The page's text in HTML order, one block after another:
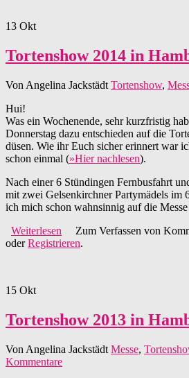
13 Okt
Tortenshow 2014 in
Von Angelina Jackstädt Tortenshow,
Hui!
Was ein Wochenende, sehr kurzfristig
Donnerstag dazu entschieden auf die
düsen. Wie ihr Euch sicher erinnert war
schon einmal (»Hier nachlesen).
Nach einer 6 Stündingen Fernbusfahrt
mit zwei Gelsenkirchner Partymädels im
ich mich schon wahnsinnig auf die
Weiterlesen über Tortenshow 2014 in
Zum Verfassen von
oderRegistrieren.
15 Okt
Tortenshow 2013 in
Von Angelina Jackstädt Messe,
Kommentare